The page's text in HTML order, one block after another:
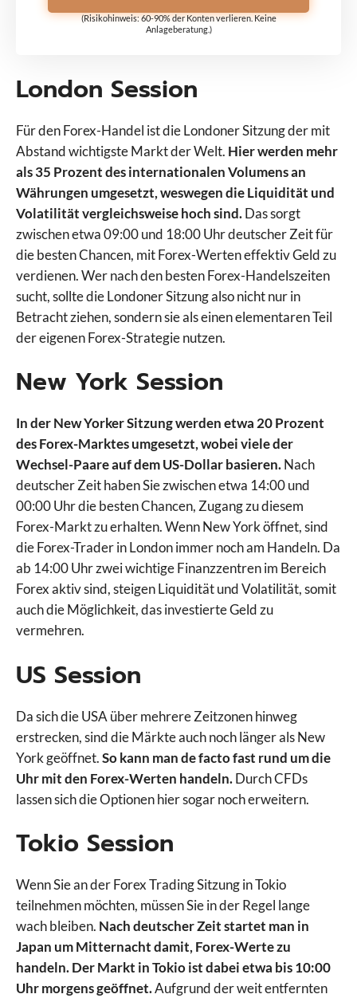
(Risikohinweis: 60-90% der Konten verlieren. Keine
Anlageberatung.)
London Session
Für den Forex-Handel ist die Londoner Sitzung der mit
Abstand wichtigste Markt der Welt. Hier werden mehr
als 35 Prozent des internationalen Volumens an
Währungen umgesetzt, weswegen die Liquidität und
Volatilität vergleichsweise hoch sind.Das sorgt
zwischen etwa 09:00 und 18:00 Uhr deutscher Zeit für
die besten Chancen, mit Forex-Werten effektiv Geld zu
verdienen. Wer nach den besten Forex-Handelszeiten
sucht, sollte die Londoner Sitzung also nicht nur in
Betracht ziehen, sondern sie als einen elementaren Teil
der eigenen Forex-Strategie nutzen.
New York Session
In der New Yorker Sitzung werden etwa 20 Prozent
des Forex-Marktes umgesetzt, wobei viele der
Wechsel-Paare auf dem US-Dollar basieren.Nach
deutscher Zeit haben Sie zwischen etwa 14:00 und
00:00 Uhr die besten Chancen, Zugang zu diesem
Forex-Markt zu erhalten. Wenn New York öffnet, sind
die Forex-Trader in London immer noch am Handeln. Da
ab 14:00 Uhr zwei wichtige Finanzzentren im Bereich
Forex aktiv sind, steigen Liquidität und Volatilität, somit
auch die Möglichkeit, das investierte Geld zu
vermehren.
US Session
Da sich die USA über mehrere Zeitzonen hinweg
erstrecken, sind die Märkte auch noch länger als New
York geöffnet.So kann man de facto fast rund um die
Uhr mit den Forex-Werten handeln.Durch CFDs
lassen sich die Optionen hier sogar noch erweitern.
Tokio Session
Wenn Sie an der Forex Trading Sitzung in Tokio
teilnehmen möchten, müssen Sie in der Regel lange
wach bleiben. Nach deutscher Zeit startet man in
Japan um Mitternacht damit, Forex-Werte zu
handeln. Der Markt in Tokio ist dabei etwa bis 10:00
Uhr morgens geöffnet.Aufgrund der weit entfernten